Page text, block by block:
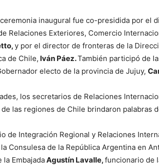
inaugural fue co-presidida por el
Relaciones Exteriores, Comercio
y por el director de fronteras de la
de Chile, Iván Páez.También participó de
electo de la provincia de Jujuy,
los secretarios de Relaciones
las regiones de Chile brindaron palabras
de Integración Regional y Relaciones
la Consulesa de la República Argentina en
la EmbajadaAgustín Lavalle,funcionario de